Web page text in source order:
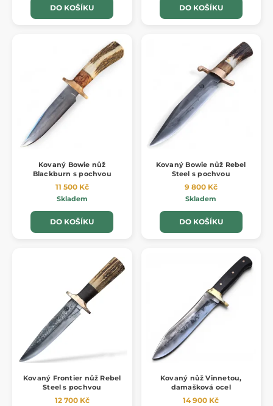
DO KOŠÍKU DO KOŠÍKU
Kovaný Bowie nůž
Blackburn s pochvou
11 500 Kč
Skladem
DO KOŠÍKU
Kovaný Bowie nůž Rebel
Steel s pochvou
9 800 Kč
Skladem
DO KOŠÍKU
Kovaný Frontier nůž Rebel
Steel s pochvou
12 700 Kč
Kovaný nůž Vinnetou,
damašková ocel
14 900 Kč